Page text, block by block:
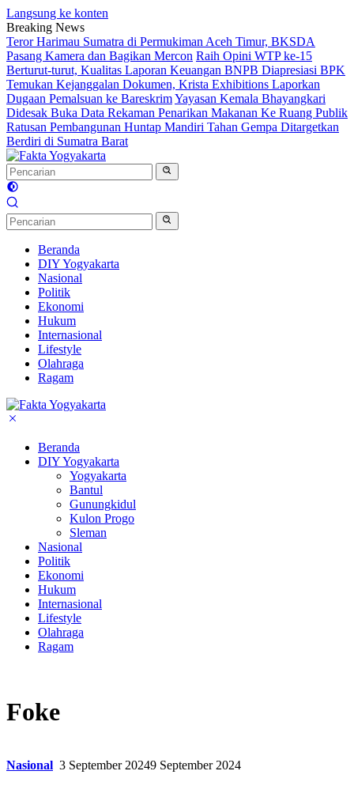
Langsung ke konten
Breaking News
Teror Harimau Sumatra di Permukiman Aceh Timur, BKSDA
Pasang Kamera dan Bagikan Mercon Raih Opini WTP ke-15
Berturut-turut, Kualitas Laporan Keuangan BNPB Diapresiasi BPK
Temukan Kejanggalan Dokumen, Krista Exhibitions Laporkan
Dugaan Pemalsuan ke BareskrimYayasan Kemala Bhayangkari
Didesak Buka Data Rekaman Penarikan Makanan Ke Ruang Publik
Ratusan Pembangunan Huntap Mandiri Tahan Gempa Ditargetkan
Berdiri di Sumatra Barat
Beranda
DIY Yogyakarta
Nasional
Politik
Ekonomi
Hukum
Internasional
Lifestyle
Olahraga
Ragam
Beranda
DIY Yogyakarta
Yogyakarta
Bantul
Gunungkidul
Kulon Progo
Sleman
Nasional
Politik
Ekonomi
Hukum
Internasional
Lifestyle
Olahraga
Ragam
Foke
Nasional 3 September 20249 September 2024